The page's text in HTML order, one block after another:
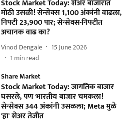
Stock Market Today: शेअर बाजारात
मोठी उसळी! सेन्सेक्स 1,100 अंकांनी वाढला,
निफ्टी 23,900 पार; सेन्सेक्स-निफ्टीत
अचानक वाढ का?
Vinod Dengale
15 June 2026
1 min read
Share Market
Stock Market Today: जागतिक बाजार
घसरले, पण भारतीय बाजार चमकला!
सेन्सेक्स 344 अंकांनी उसळला; Meta मुळे
'हा' शेअर तेजीत